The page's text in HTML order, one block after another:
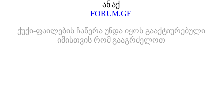
ან აქ
FORUM.GE
ქუქი-ფაილების ჩაწერა უნდა იყოს გააქტიურებული
იმისთვის რომ გააგრძელოთ